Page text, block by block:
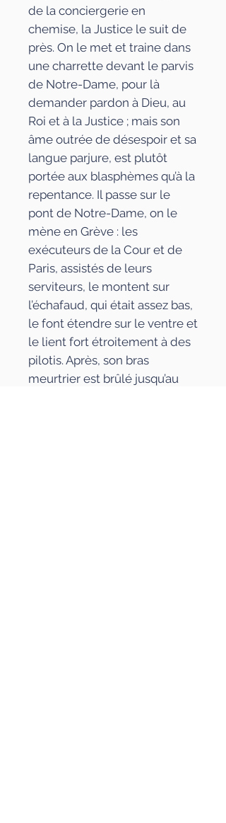
de la conciergerie en
chemise, la Justice le suit de
près. On le met et traine dans
une charrette devant le parvis
de Notre-Dame, pour là
demander pardon à Dieu, au
Roi et à la Justice ; mais son
âme outrée de désespoir et sa
langue parjure, est plutôt
portée aux blasphèmes qu’à la
repentance. Il passe sur le
pont de Notre-Dame, on le
mène en Grève : les
exécuteurs de la Cour et de
Paris, assistés de leurs
serviteurs, le montent sur
l’échafaud, qui était assez bas,
le font étendre sur le ventre et
le lient fort étroitement à des
pilotis. Après, son bras
meurtrier est brûlé jusqu’au